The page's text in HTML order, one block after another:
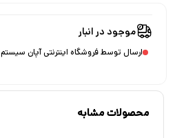
موجود در انبار
ارسال توسط فروشگاه اینترنتی آپان سیستم
محصولات مشابه